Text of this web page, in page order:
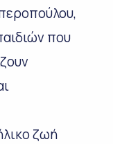
που
ζωή